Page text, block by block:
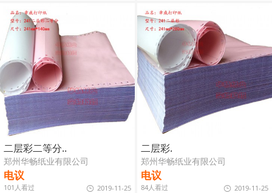
二层彩二等分..
郑州华畅纸业有限公司
电议
101人看过 2019-11-25
二层彩.
郑州华畅纸业有限公司
电议
84人看过 2019-11-25